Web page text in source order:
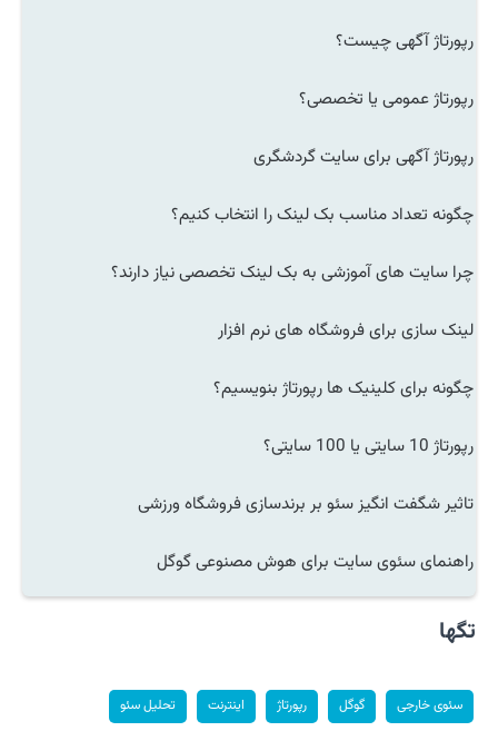
رپورتاژ آگهی چیست؟
رپورتاژ عمومی یا تخصصی؟
رپورتاژ آگهی برای سایت گردشگری
چگونه تعداد مناسب بک لینک را انتخاب کنیم؟
چرا سایت های آموزشی به بک لینک تخصصی نیاز دارند؟
لینک سازی برای فروشگاه های نرم افزار
چگونه برای کلینیک ها رپورتاژ بنویسیم؟
رپورتاژ 10 سایتی یا 100 سایتی؟
تاثیر شگفت انگیز سئو بر برندسازی فروشگاه ورزشی
راهنمای سئوی سایت برای هوش مصنوعی گوگل
تگها
سئوی خارجی گوگل رپورتاژ اینترنت تحلیل سئو